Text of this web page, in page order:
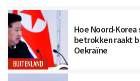
BUITENLAND
Hoe Noord-
betrokken raakt
Oekraïne